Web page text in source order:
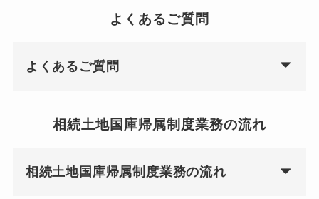
よくあるご質問
よくあるご質問
相続土地国庫帰属制度業務の流れ
相続土地国庫帰属制度業務の流れ